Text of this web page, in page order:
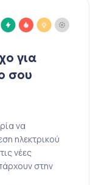
για
σου
να
ηλεκτρικού
νέες
στην